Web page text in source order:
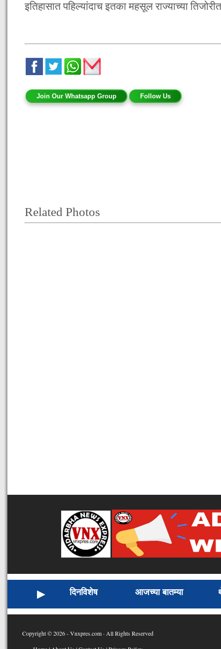
इतिहासात पहिल्यांदाच इतका महसूल राज्याच्या
Join Our Whatsapp Group Follow Us
Related Photos
दिनविशेष आजच्या बातम्या
Copyright © 2026 - Vnxpres.com · All Rights Reserved